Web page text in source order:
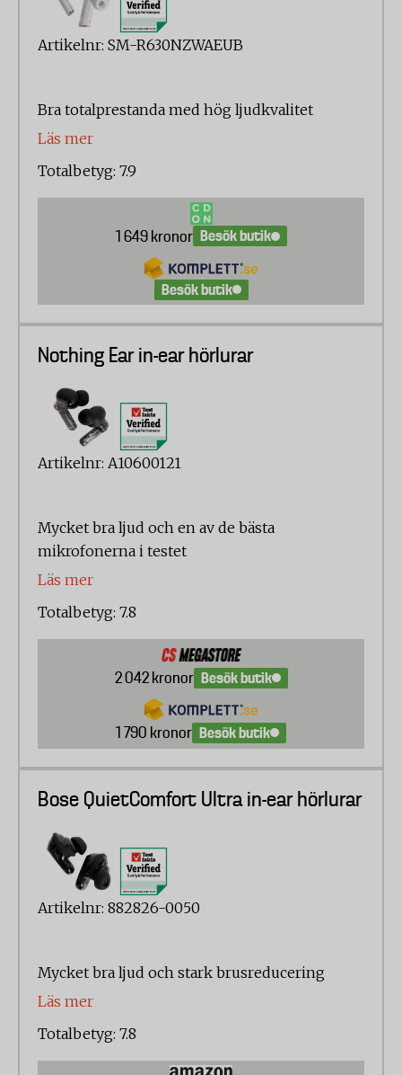
Artikelnr: SM-R630NZWAEUB
Bra totalprestanda med hög ljudkvalitet
Läs mer
Totalbetyg: 7.9
1 649 kronor Besök butik
Besök butik
Nothing Ear in-ear hörlurar
Artikelnr: A10600121
Mycket bra ljud och en av de bästa
mikrofonerna i testet
Läs mer
Totalbetyg: 7.8
2 042 kronor Besök butik
1 790 kronor Besök butik
Bose QuietComfort Ultra in-ear hörlurar
Artikelnr: 882826-0050
Mycket bra ljud och stark brusreducering
Läs mer
Totalbetyg: 7.8